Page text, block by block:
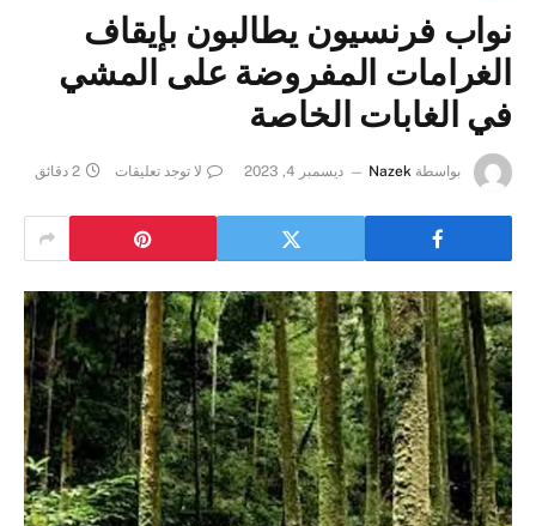
نواب فرنسيون يطالبون بإيقاف
الغرامات المفروضة على المشي
في الغابات الخاصة
بواسطة Nazek ديسمبر 4, 2023 لا توجد تعليقات 2 دقائق